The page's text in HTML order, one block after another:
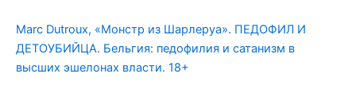
Marc Dutroux, «Монстр из Шарлеруа». ПЕДОФИЛ И
ДЕТОУБИЙЦА. Бельгия: педофилия и сатанизм в
высших эшелонах власти. 18+